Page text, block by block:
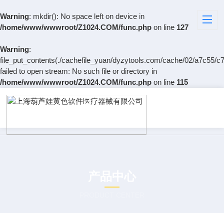
Warning: mkdir(): No space left on device in
/home/www/wwwroot/Z1024.COM/func.php on line 127
Warning:
file_put_contents(./cachefile_yuan/dyzytools.com/cache/02/a7c55/
failed to open stream: No such file or directory in
/home/www/wwwroot/Z1024.COM/func.php on line 115